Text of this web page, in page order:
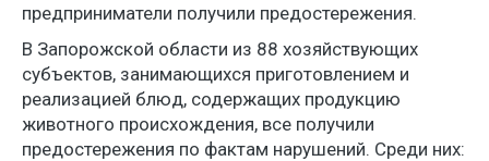
предприниматели получили предостережения.
В Запорожской области из 88 хозяйствующих
субъектов, занимающихся приготовлением и
реализацией блюд, содержащих продукцию
животного происхождения, все получили
предостережения по фактам нарушений. Среди них: